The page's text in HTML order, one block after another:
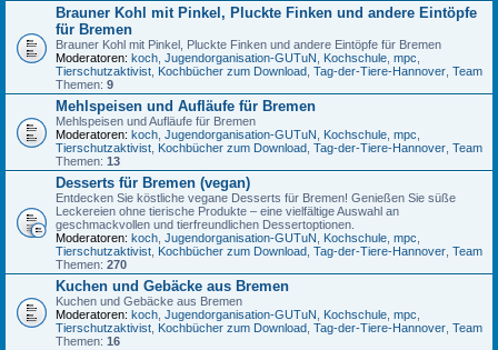
Brauner Kohl mit Pinkel, Pluckte Finken und andere Eintöpfe
für Bremen
Brauner Kohl mit Pinkel, Pluckte Finken und andere Eintöpfe für Bremen
Moderatoren: koch, Jugendorganisation-GUTuN, Kochschule, mpc,
Tierschutzaktivist, Kochbücher zum Download, Tag-der-Tiere-Hannover, Team
Themen: 9
Mehlspeisen und Aufläufe für Bremen
Mehlspeisen und Aufläufe für Bremen
Moderatoren: koch, Jugendorganisation-GUTuN, Kochschule, mpc,
Tierschutzaktivist, Kochbücher zum Download, Tag-der-Tiere-Hannover, Team
Themen: 13
Desserts für Bremen (vegan)
Entdecken Sie köstliche vegane Desserts für Bremen! Genießen Sie süße
Leckereien ohne tierische Produkte – eine vielfältige Auswahl an
geschmackvollen und tierfreundlichen Dessertoptionen.
Moderatoren: koch, Jugendorganisation-GUTuN, Kochschule, mpc,
Tierschutzaktivist, Kochbücher zum Download, Tag-der-Tiere-Hannover, Team
Themen: 270
Kuchen und Gebäcke aus Bremen
Kuchen und Gebäcke aus Bremen
Moderatoren: koch, Jugendorganisation-GUTuN, Kochschule, mpc,
Tierschutzaktivist, Kochbücher zum Download, Tag-der-Tiere-Hannover, Team
Themen: 16